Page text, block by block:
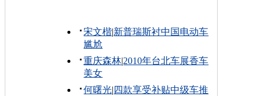
宋文楷|新普瑞斯衬中国电动车
尴尬
重庆森林|2010年台北车展香车
美女
何曙光| 四款享受补贴中级车推